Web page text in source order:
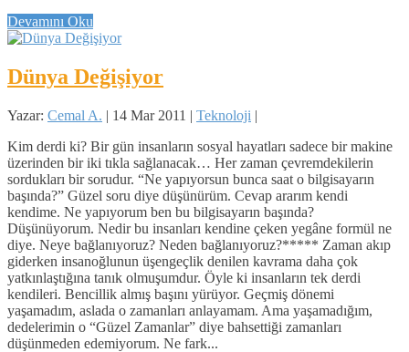
Devamını Oku
Dünya Değişiyor
Yazar: Cemal A. | 14 Mar 2011 | Teknoloji |
Kim derdi ki? Bir gün insanların sosyal hayatları sadece bir makine
üzerinden bir iki tıkla sağlanacak… Her zaman çevremdekilerin
sordukları bir sorudur. “Ne yapıyorsun bunca saat o bilgisayarın
başında?” Güzel soru diye düşünürüm. Cevap ararım kendi
kendime. Ne yapıyorum ben bu bilgisayarın başında?
Düşünüyorum. Nedir bu insanları kendine çeken yegâne formül ne
diye. Neye bağlanıyoruz? Neden bağlanıyoruz?***** Zaman akıp
giderken insanoğlunun üşengeçlik denilen kavrama daha çok
yatkınlaştığına tanık olmuşumdur. Öyle ki insanların tek derdi
kendileri. Bencillik almış başını yürüyor. Geçmiş dönemi
yaşamadım, aslada o zamanları anlayamam. Ama yaşamadığım,
dedelerimin o “Güzel Zamanlar” diye bahsettiği zamanları
düşünmeden edemiyorum. Ne fark...